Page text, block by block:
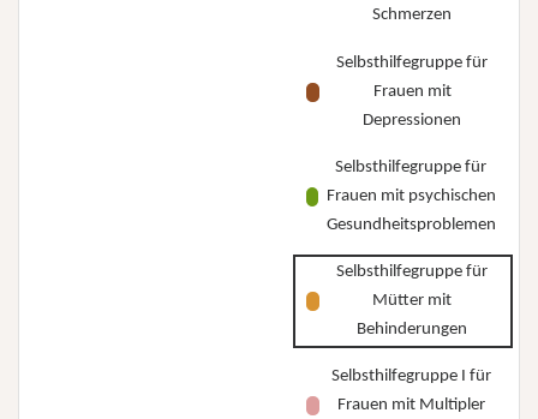
Schmerzen
Selbsthilfegruppe für
Frauen mit
Depressionen
Selbsthilfegruppe für
Frauen mit psychischen
Gesundheitsproblemen
Selbsthilfegruppe für
Mütter mit
Behinderungen
Selbsthilfegruppe I für
Frauen mit Multipler